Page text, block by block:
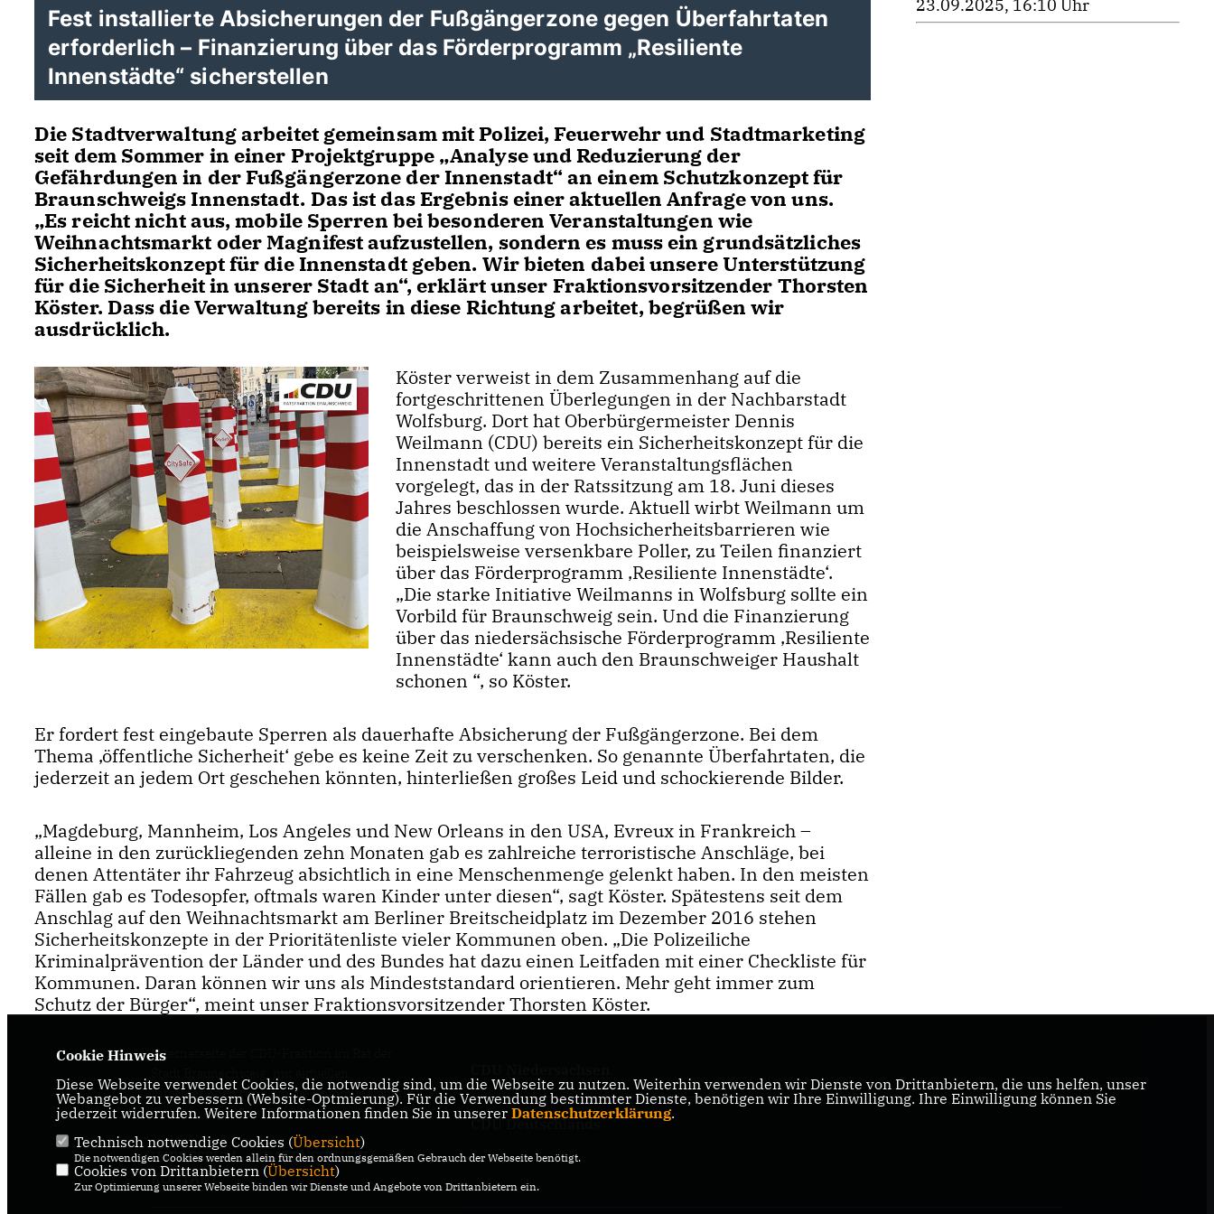
Fest installierte Absicherungen der Fußgängerzone gegen Überfahrtaten
erforderlich – Finanzierung über das Förderprogramm „Resiliente
Innenstädte“ sicherstellen
Die Stadtverwaltung arbeitet gemeinsam mit Polizei, Feuerwehr und Stadtmarketing
seit dem Sommer in einer Projektgruppe „Analyse und Reduzierung der
Gefährdungen in der Fußgängerzone der Innenstadt“ an einem Schutzkonzept für
Braunschweigs Innenstadt. Das ist das Ergebnis einer aktuellen Anfrage von uns.
Es reicht nicht aus, mobile Sperren bei besonderen Veranstaltungen wie
Weihnachtsmarkt oder Magnifest aufzustellen, sondern es muss ein grundsätzliches
Sicherheitskonzept für die Innenstadt geben. Wir bieten dabei unsere Unterstützung
für die Sicherheit in unserer Stadt an“, erklärt unser Fraktionsvorsitzender Thorsten
Köster. Dass die Verwaltung bereits in diese Richtung arbeitet, begrüßen wir
ausdrücklich.
Köster verweist in dem Zusammenhang auf die
fortgeschrittenen Überlegungen in der Nachbarstadt
Wolfsburg. Dort hat Oberbürgermeister Dennis
Weilmann (CDU) bereits ein Sicherheitskonzept für die
Innenstadt und weitere Veranstaltungsflächen
vorgelegt, das in der Ratssitzung am 18. Juni dieses
Jahres beschlossen wurde. Aktuell wirbt Weilmann um
die Anschaffung von Hochsicherheitsbarrieren wie
beispielsweise versenkbare Poller, zu Teilen finanziert
über das Förderprogramm ‚Resiliente Innenstädte‘.
Die starke Initiative Weilmanns in Wolfsburg sollte ein
Vorbild für Braunschweig sein. Und die Finanzierung
über das niedersächsische Förderprogramm ‚Resiliente
Innenstädte‘ kann auch den Braunschweiger Haushalt
schonen “, so Köster.
Er fordert fest eingebaute Sperren als dauerhafte Absicherung der Fußgängerzone. Bei dem
Thema ‚öffentliche Sicherheit‘ gebe es keine Zeit zu verschenken. So genannte Überfahrtaten, die
jederzeit an jedem Ort geschehen könnten, hinterließen großes Leid und schockierende Bilder.
Magdeburg, Mannheim, Los Angeles und New Orleans in den USA, Evreux in Frankreich –
alleine in den zurückliegenden zehn Monaten gab es zahlreiche terroristische Anschläge, bei
denen Attentäter ihr Fahrzeug absichtlich in eine Menschenmenge gelenkt haben. In den meisten
Fällen gab es Todesopfer, oftmals waren Kinder unter diesen“, sagt Köster. Spätestens seit dem
Anschlag auf den Weihnachtsmarkt am Berliner Breitscheidplatz im Dezember 2016 stehen
Sicherheitskonzepte in der Prioritätenliste vieler Kommunen oben. „Die Polizeiliche
Kriminalprävention der Länder und des Bundes hat dazu einen Leitfaden mit einer Checkliste für
Kommunen. Daran können wir uns als Mindeststandard orientieren. Mehr geht immer zum
Schutz der Bürger“, meint unser Fraktionsvorsitzender Thorsten Köster.
23.09.2025, 16:10 Uhr
Internetseite der CDU-Fraktion im Rat der
Informationen rund um die Kommunalpolitik
in der zweitgrößten Stadt Niedersachsens.
IMPRESSUM
DATENSCHUTZ
KONTAKT
CDU Deutschlands
Cookie Hinweis
Diese Webseite verwendet Cookies, die notwendig sind, um die Webseite zu nutzen. Weiterhin verwenden wir Dienste von Drittanbietern, die uns helfen, unser
Webangebot zu verbessern (Website-Optmierung). Für die Verwendung bestimmter Dienste, benötigen wir Ihre Einwilligung. Ihre Einwilligung können Sie
jederzeit widerrufen. Weitere Informationen finden Sie in unserer Datenschutzerklärung.
Technisch notwendige Cookies (Übersicht)
Die notwendigen Cookies werden allein für den ordnungsgemäßen Gebrauch der Webseite benötigt.
Cookies von Drittanbietern (Übersicht)
Zur Optimierung unserer Webseite binden wir Dienste und Angebote von Drittanbietern ein.